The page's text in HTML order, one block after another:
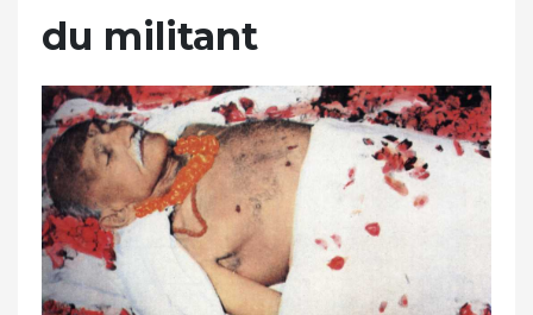
du militant